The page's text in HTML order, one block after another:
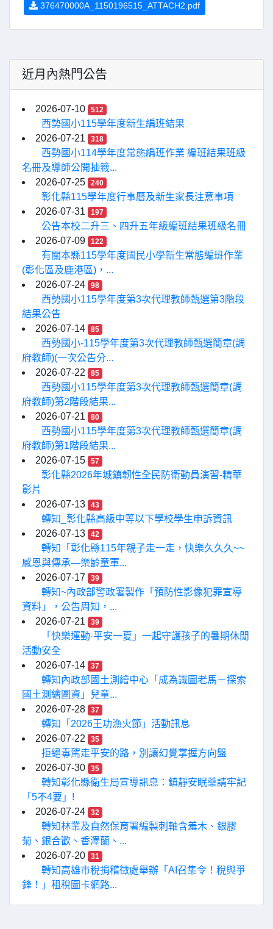
376470000A_1150196515_ATTACH2.pdf
近月內熱門公告
2026-07-10 512
西勢國小115學年度新生編班結果
2026-07-21
318
西勢國小114學年度常態編班作業 編班結果班級
名冊及導師公開抽籤...
2026-07-25
240
彰化縣115學年度行事曆及新生家長注意事項
2026-07-31
197
公告本校二升三、四升五年級編班結果班級名冊
2026-07-09
122
有關本縣115學年度國民小學新生常態編班作業
(彰化區及鹿港區)，...
2026-07-24
98
西勢國小115學年度第3次代理教師甄選第3階段
結果公告
2026-07-14
85
西勢國小-115學年度第3次代理教師甄選簡章(調
府教師)(一次公告分...
2026-07-22
85
西勢國小115學年度第3次代理教師甄選簡章(調
府教師)第2階段結果...
2026-07-21
80
西勢國小115學年度第3次代理教師甄選簡章(調
府教師)第1階段結果...
2026-07-15
57
彰化縣2026年城鎮韌性全民防衛動員演習-精華
影片
2026-07-13
43
轉知_彰化縣高級中等以下學校學生申訴資訊
2026-07-13
42
轉知「彰化縣115年親子走一走，快樂久久久~~
感恩與傳承—樂齡童軍...
2026-07-17
39
轉知~內政部警政署製作「預防性影像犯罪宣導
資料」，公告周知，...
2026-07-21
39
「快樂運動·平安一夏」一起守護孩子的暑期休閒
活動安全
2026-07-14
37
轉知內政部國土測繪中心「成為識圖老馬－探索
國土測繪圖資」兒童...
2026-07-28
37
轉知「2026王功漁火節」活動訊息
2026-07-22
35
拒絕毒駕走平安的路，別讓幻覺掌握方向盤
2026-07-30
35
轉知彰化縣衛生局宣導訊息：鎮靜安眠藥請牢記
「5不4要」!
2026-07-24
32
轉知林業及自然保育署編製刺軸含羞木、銀膠
菊、銀合歡、香澤蘭、...
2026-07-20
31
轉知高雄市稅捐稽徵處舉辦「AI召集令！稅與爭
鋒！」租稅圖卡網路...